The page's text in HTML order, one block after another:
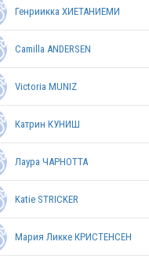
Генриикка ХИЕТАНИЕМИ
Camilla ANDERSEN
Victoria MUNIZ
Катрин КУНИШ
Лаура ЧАРНОТТА
Katie STRICKER
Мария Ликке КРИСТЕНСЕН